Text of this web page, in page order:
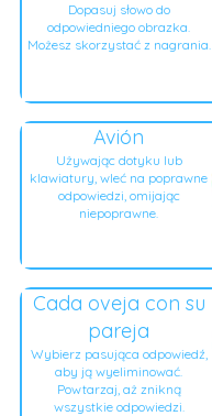
Dopasuj słowo do
odpowiedniego obrazka.
Możesz skorzystać z nagrania.
Avión
Używając dotyku lub
klawiatury, wleć na poprawne
odpowiedzi, omijając
niepoprawne.
Cada oveja con su
pareja
Wybierz pasująca odpowiedź,
aby ją wyeliminować.
Powtarzaj, aż znikną
wszystkie odpowiedzi.